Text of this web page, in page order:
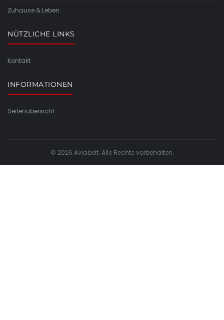
Zuhause & Leben
NÜTZLICHE LINKS
Kontakt
INFORMATIONEN
Seitenübersicht
© 2026 Aviabelt. Alle Rechte vorbehalten.